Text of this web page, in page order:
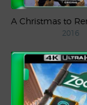
2016